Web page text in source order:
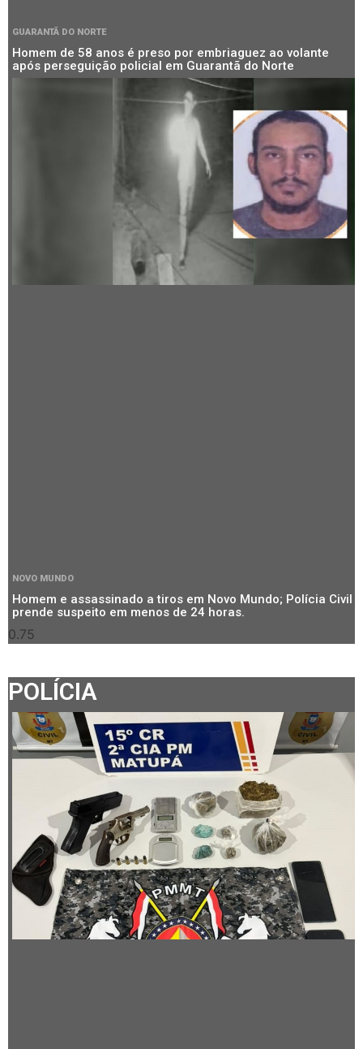
GUARANTÃ DO NORTE
Homem de 58 anos é preso por embriaguez ao volante
após perseguição policial em Guarantã do Norte
NOVO MUNDO
Homem e assassinado a tiros em Novo Mundo; Polícia Civil
prende suspeito em menos de 24 horas.
POLÍCIA